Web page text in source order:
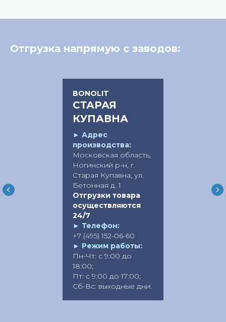
Отгрузка напрямую с заводов:
BONOLIT
СТАРАЯ
КУПАВНА
► Адрес
производства:
Московская область,
Ногинский р-н, г.
Старая Купавна, ул.
Бетонная д. 1
Отгрузки товара
осуществляются
24/7
► Телефон:
+7 (495) 152-06-60
► Режим работы:
Пн-Чт: с 9:00 до
18:00;
Пт: с 9:00 до 17:00;
Сб-Вс: выходные дни.